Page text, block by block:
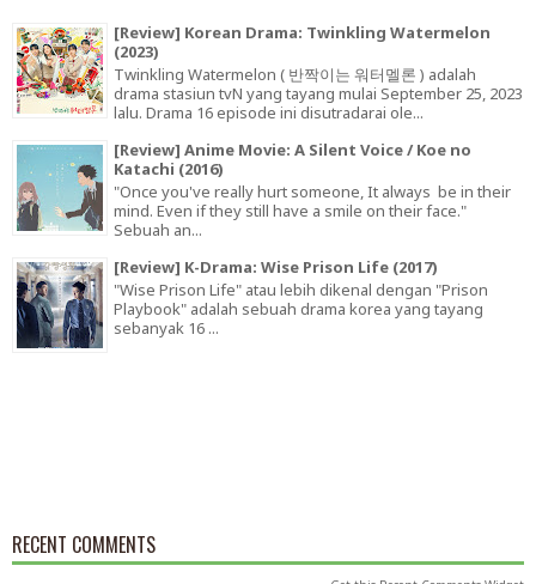
[Review] Korean Drama: Twinkling Watermelon
(2023)
Twinkling Watermelon ( 반짝이는 워터멜론 ) adalah
drama stasiun tvN yang tayang mulai September 25, 2023
lalu. Drama 16 episode ini disutradarai ole...
[Review] Anime Movie: A Silent Voice / Koe no
Katachi (2016)
"Once you've really hurt someone, It always be in their
mind. Even if they still have a smile on their face."
Sebuah an...
[Review] K-Drama: Wise Prison Life (2017)
"Wise Prison Life" atau lebih dikenal dengan "Prison
Playbook" adalah sebuah drama korea yang tayang
sebanyak 16 ...
RECENT COMMENTS